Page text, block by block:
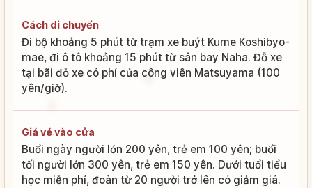
Cách di chuyển
Đi bộ khoảng 5 phút từ trạm xe buýt Kume Koshibyo-
mae, đi ô tô khoảng 15 phút từ sân bay Naha. Đỗ xe
tại bãi đỗ xe có phí của công viên Matsuyama (100
yên/giờ).
Giá vé vào cửa
Buổi ngày người lớn 200 yên, trẻ em 100 yên; buổi
tối người lớn 300 yên, trẻ em 150 yên. Dưới tuổi tiểu
học miễn phí, đoàn từ 20 người trở lên có giảm giá.